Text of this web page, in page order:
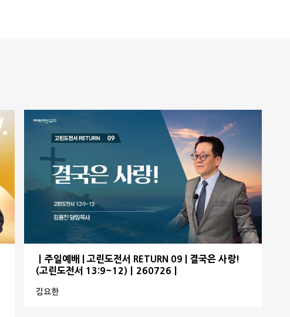
ㅣ주일예배 | 고린도전서 RETURN 09 | 결국은 사랑!
(고린도전서 13:9~12)ㅣ260726ㅣ
김요한